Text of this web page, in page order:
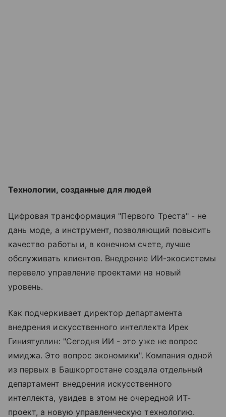
Технологии, созданные для людей
Цифровая трансформация "Первого Треста" - не
дань моде, а инструмент, позволяющий повысить
качество работы и, в конечном счете, лучше
обслуживать клиентов. Внедрение ИИ-экосистемы
перевело управление проектами на новый
уровень.
Как подчеркивает директор департамента
внедрения искусственного интеллекта Ирек
Гиниятуллин: "Сегодня ИИ - это уже не вопрос
имиджа. Это вопрос экономики". Компания одной
из первых в Башкортостане создала отдельный
департамент внедрения искусственного
интеллекта, увидев в этом не очередной ИТ-
проект, а новую управленческую технологию.